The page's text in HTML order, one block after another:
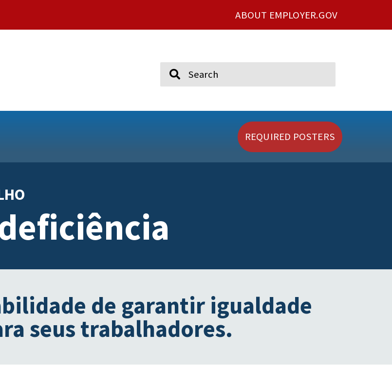
ABOUT EMPLOYER.GOV
REQUIRED POSTERS
de garantir igualdade
seus trabalhadores.